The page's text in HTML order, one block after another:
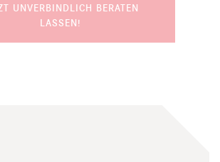
UNVERBINDLICH BERATEN
LASSEN!